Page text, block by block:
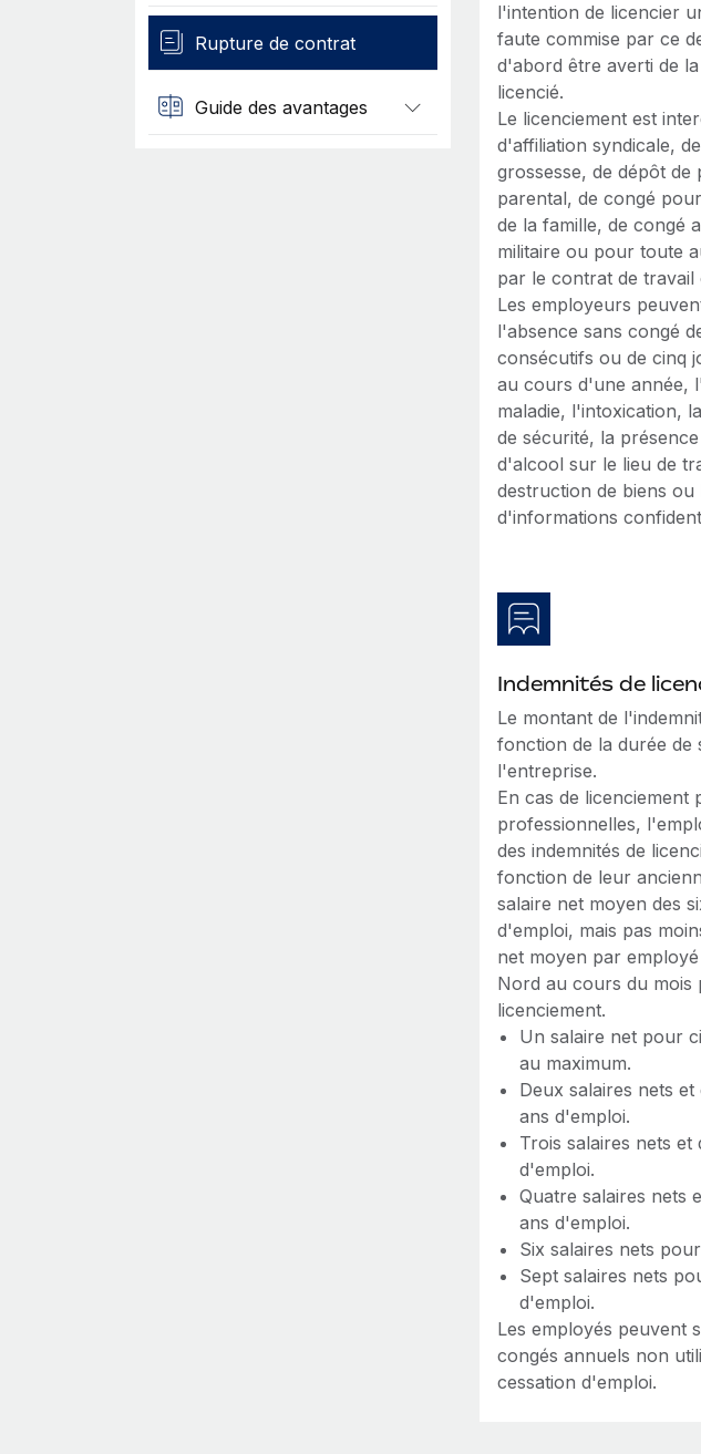
Rupture de contrat
Guide des avantages
l'intention de licencier
faute commise par ce
d'abord être averti de
licencié.
Le licenciement est
d'affiliation syndicale,
grossesse, de dépôt de
parental, de congé
de la famille, de congé
militaire ou pour toute
par le contrat de travail
Les employeurs
l'absence sans congé
consécutifs ou de cinq
au cours d'une année,
maladie, l'intoxication,
de sécurité, la
d'alcool sur le lieu de
destruction de biens ou
d'informations
Indemnités de
Le montant de
fonction de la durée de
l'entreprise.
En cas de licenciement
professionnelles,
des indemnités de
fonction de leur
salaire net moyen des
d'emploi, mais pas
net moyen par
Nord au cours du mois
licenciement.
Un salaire net pour
au maximum.
Deux salaires nets
ans d'emploi.
Trois salaires nets et
d'emploi.
Quatre salaires nets
ans d'emploi.
Six salaires nets
Sept salaires nets
d'emploi.
Les employés peuvent
congés annuels non
cessation d'emploi.